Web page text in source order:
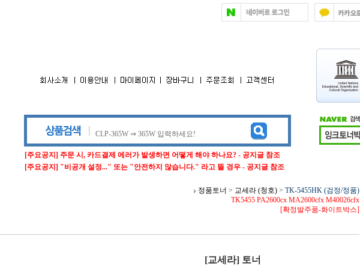
[주요공지] 주문 시, 카드결제 에러가 발생하면 어떻게 해야 하나요? - 공지글 참조
[주요공지] "비공개 설정..." 또는 "안전하지 않습니다." 라고 뜰 경우 - 공지글 참조
정품토너 > 교세라 (청호) > TK-5455HK (검정/정품)
TK5455 PA2600cx MA2600cfx M40026cfx
[확정발주품-화이트박스]
[교세라] 토너